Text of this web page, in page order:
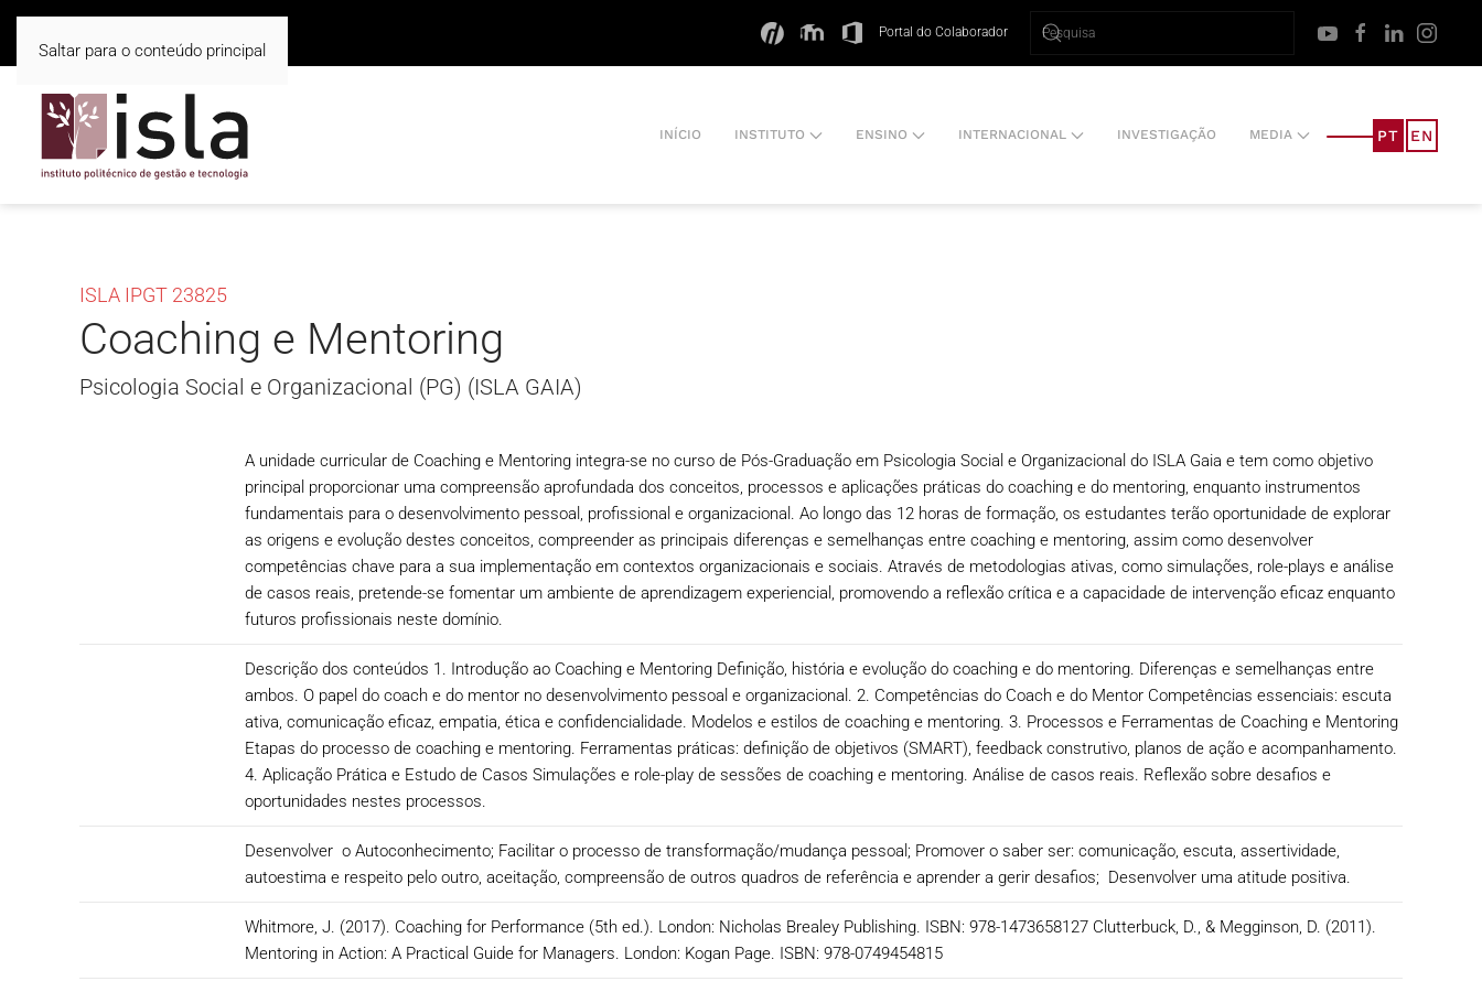
Saltar para o conteúdo principal
Portal do Colaborador
INÍCIO INSTITUTO ENSINO INTERNACIONAL INVESTIGAÇÃO MEDIA PT EN
ISLA IPGT 23825
Coaching e Mentoring
Psicologia Social e Organizacional (PG) (ISLA GAIA)
A unidade curricular de Coaching e Mentoring integra-se no curso de Pós-Graduação em Psicologia Social e Organizacional do ISLA Gaia e tem como objetivo
principal proporcionar uma compreensão aprofundada dos conceitos, processos e aplicações práticas do coaching e do mentoring, enquanto instrumentos
fundamentais para o desenvolvimento pessoal, profissional e organizacional. Ao longo das 12 horas de formação, os estudantes terão oportunidade de explorar
as origens e evolução destes conceitos, compreender as principais diferenças e semelhanças entre coaching e mentoring, assim como desenvolver
competências chave para a sua implementação em contextos organizacionais e sociais. Através de metodologias ativas, como simulações, role-plays e análise
de casos reais, pretende-se fomentar um ambiente de aprendizagem experiencial, promovendo a reflexão crítica e a capacidade de intervenção eficaz enquanto
futuros profissionais neste domínio.
Descrição dos conteúdos 1. Introdução ao Coaching e Mentoring Definição, história e evolução do coaching e do mentoring. Diferenças e semelhanças entre
ambos. O papel do coach e do mentor no desenvolvimento pessoal e organizacional. 2. Competências do Coach e do Mentor Competências essenciais: escuta
ativa, comunicação eficaz, empatia, ética e confidencialidade. Modelos e estilos de coaching e mentoring. 3. Processos e Ferramentas de Coaching e Mentoring
Etapas do processo de coaching e mentoring. Ferramentas práticas: definição de objetivos (SMART), feedback construtivo, planos de ação e acompanhamento.
4. Aplicação Prática e Estudo de Casos Simulações e role-play de sessões de coaching e mentoring. Análise de casos reais. Reflexão sobre desafios e
oportunidades nestes processos.
Desenvolver o Autoconhecimento; Facilitar o processo de transformação/mudança pessoal; Promover o saber ser: comunicação, escuta, assertividade,
autoestima e respeito pelo outro, aceitação, compreensão de outros quadros de referência e aprender a gerir desafios; Desenvolver uma atitude positiva.
Whitmore, J. (2017). Coaching for Performance (5th ed.). London: Nicholas Brealey Publishing. ISBN: 978-1473658127 Clutterbuck, D., & Megginson, D. (2011).
Mentoring in Action: A Practical Guide for Managers. London: Kogan Page. ISBN: 978-0749454815